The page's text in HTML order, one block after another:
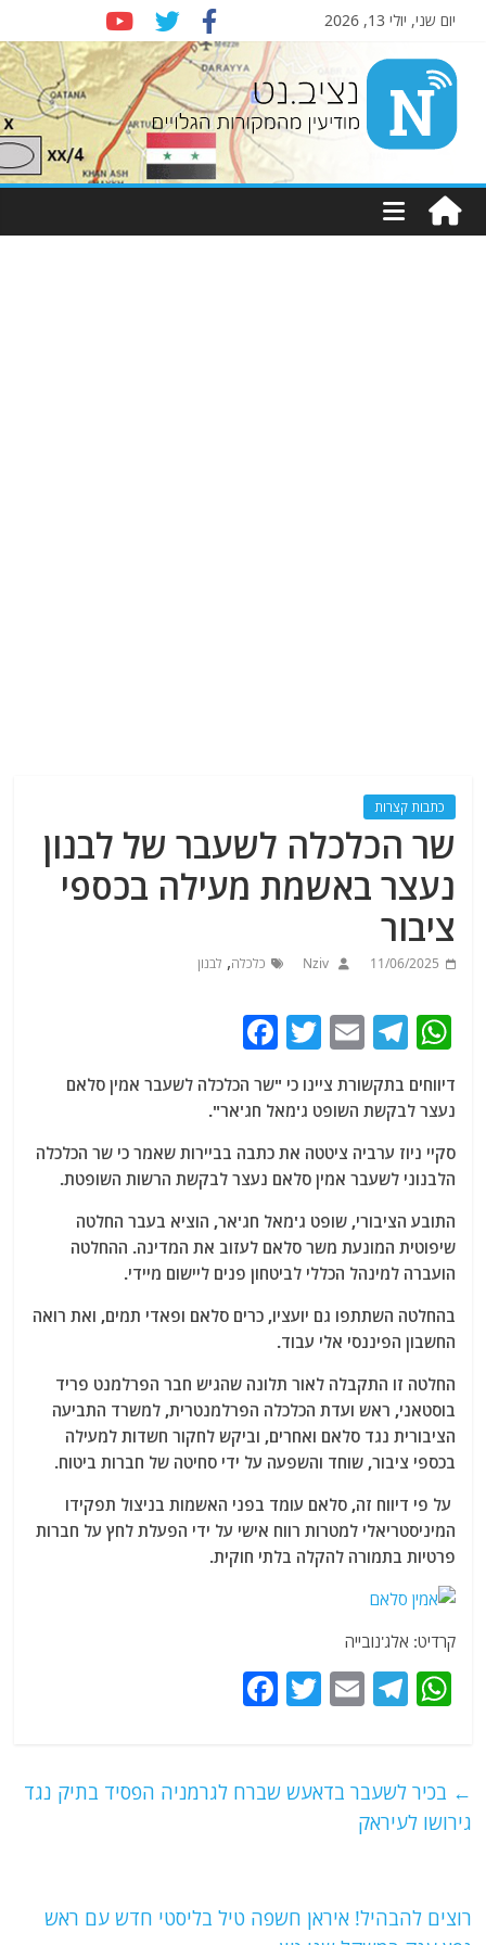
יום שני, יולי 13, 2026
Nziv.net
מודיעין
מהמקורות
כתבות קצרות
שר הכלכלה לשעבר של לבנון
נעצר באשמת מעילה בכספי
ציבור
11/06/2025
Nziv כלכלה, לבנון
W
at
s
A
p
p
T
e
g
ra
m
E
ai
l
T
itt
er
a
c
e
b
o
o
k
דיווחים בתקשורת ציינו כי "שר הכלכלה לשעבר אמין סלאם
נעצר לבקשת השופט ג'מאל חג'אר".
סקיי ניוז ערביה ציטטה את כתבה בביירות שאמר כי שר הכלכלה
הלבנוני לשעבר אמין סלאם נעצר לבקשת הרשות השופטת.
התובע הציבורי, שופט ג'מאל חג'אר, הוציא בעבר החלטה
שיפוטית המונעת משר סלאם לעזוב את המדינה. ההחלטה
הועברה למינהל הכללי לביטחון פנים ליישום מיידי.
בהחלטה השתתפו גם יועציו, כרים סלאם ופאדי תמים, ואת רואה
החשבון הפיננסי אלי עבוד.
החלטה זו התקבלה לאור תלונה שהגיש חבר הפרלמנט פריד
בוסטאני, ראש ועדת הכלכלה הפרלמנטרית, למשרד התביעה
הציבורית נגד סלאם ואחרים, וביקש לחקור חשדות למעילה
בכספי ציבור, שוחד והשפעה על ידי סחיטה של ​​חברות ביטוח.
על פי דיווח זה, סלאם עומד בפני האשמות בניצול תפקידו
המיניסטריאלי למטרות רווח אישי על ידי הפעלת לחץ על חברות
פרטיות בתמורה להקלה בלתי חוקית.
קרדיט: אלג'נובייה
W
s
A
T
g
ra
E
l
T
er
e
k
← בכיר לשעבר בדאעש שברח לגרמניה הפסיד בתיק נגד
גירושו לעיראק
רוצים להבהיל! איראן חשפה טיל בליסטי חדש עם ראש